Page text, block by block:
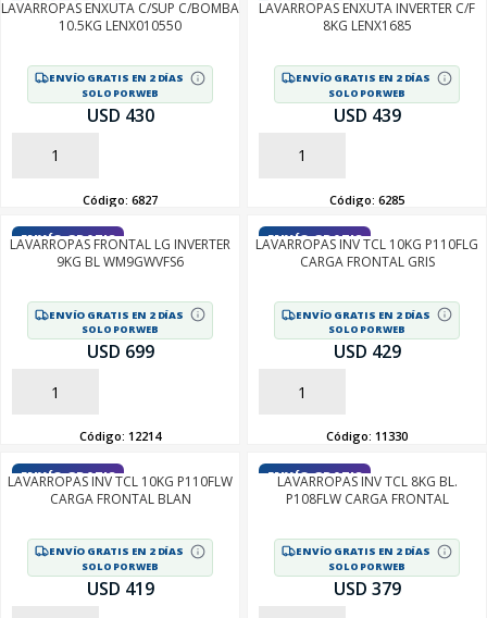
LAVARROPAS ENXUTA C/SUP C/BOMBA
10.5KG LENX010550
ENVÍO GRATIS EN 2 DÍAS
SOLO POR WEB
USD 430
AÑADIR
Código: 6827
LAVARROPAS ENXUTA INVERTER C/F
8KG LENX1685
ENVÍO GRATIS EN 2 DÍAS
SOLO POR WEB
USD 439
AÑADIR
Código: 6285
ENVÍO GRATIS
LAVARROPAS FRONTAL LG INVERTER
9KG BL WM9GWVFS6
ENVÍO GRATIS EN 2 DÍAS
SOLO POR WEB
USD 699
AÑADIR
Código: 12214
ENVÍO GRATIS
LAVARROPAS INV TCL 10KG P110FLG
CARGA FRONTAL GRIS
ENVÍO GRATIS EN 2 DÍAS
SOLO POR WEB
USD 429
AÑADIR
Código: 11330
ENVÍO GRATIS
LAVARROPAS INV TCL 10KG P110FLW
CARGA FRONTAL BLAN
ENVÍO GRATIS EN 2 DÍAS
SOLO POR WEB
USD 419
ENVÍO GRATIS
LAVARROPAS INV TCL 8KG BL.
P108FLW CARGA FRONTAL
ENVÍO GRATIS EN 2 DÍAS
SOLO POR WEB
USD 379